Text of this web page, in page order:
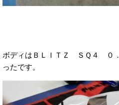
ボディはＢＬＩＴＺ ＳＱ４ ０
ったです。